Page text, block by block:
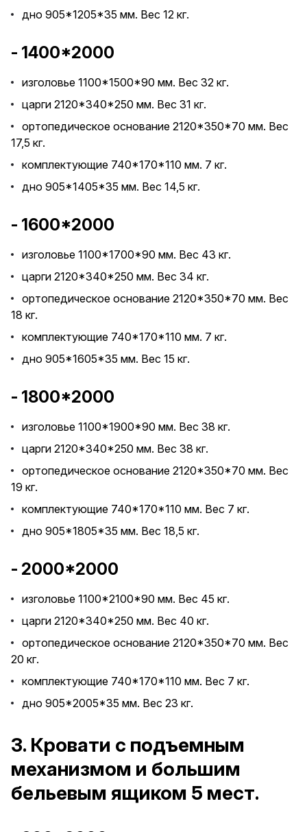
дно 905*1205*35 мм. Вес 12 кг.
- 1400*2000
изголовье 1100*1500*90 мм. Вес 32 кг.
царги 2120*340*250 мм. Вес 31 кг.
ортопедическое основание 2120*350*70 мм. Вес
17,5 кг.
комплектующие 740*170*110 мм. 7 кг.
дно 905*1405*35 мм. Вес 14,5 кг.
- 1600*2000
изголовье 1100*1700*90 мм. Вес 43 кг.
царги 2120*340*250 мм. Вес 34 кг.
ортопедическое основание 2120*350*70 мм. Вес
18 кг.
комплектующие 740*170*110 мм. 7 кг.
дно 905*1605*35 мм. Вес 15 кг.
- 1800*2000
изголовье 1100*1900*90 мм. Вес 38 кг.
царги 2120*340*250 мм. Вес 38 кг.
ортопедическое основание 2120*350*70 мм. Вес
19 кг.
комплектующие 740*170*110 мм. Вес 7 кг.
дно 905*1805*35 мм. Вес 18,5 кг.
- 2000*2000
изголовье 1100*2100*90 мм. Вес 45 кг.
царги 2120*340*250 мм. Вес 40 кг.
ортопедическое основание 2120*350*70 мм. Вес
20 кг.
комплектующие 740*170*110 мм. Вес 7 кг.
дно 905*2005*35 мм. Вес 23 кг.
3. Кровати с подъемным
механизмом и большим
бельевым ящиком 5 мест.